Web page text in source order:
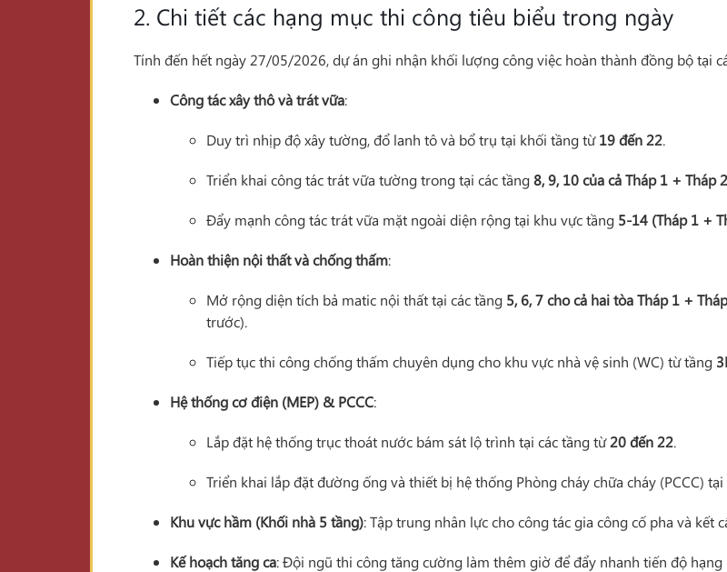
2. Chi tiết các hạng mục thi công tiêu biểu trong ngày
Tính đến hết ngày 27/05/2026, dự án ghi nhận khối lượng công việc hoàn thành đồng bộ tại
Công tác xây thô và trát vữa:
Duy trì nhịp độ xây tường, đổ lanh tô và bổ trụ tại khối tầng từ19 đến 22.
Triển khai công tác trát vữa tường trong tại các tầng8, 9, 10 của cả Tháp 1 + Tháp 2
Đẩy mạnh công tác trát vữa mặt ngoài diện rộng tại khu vực tầng 5-14 (Tháp 1 +
Hoàn thiện nội thất và chống thấm:
Mở rộng diện tích bả matic nội thất tại các tầng 5, 6, 7 cho cả hai tòa Tháp 1 +
trước).
Tiếp tục thi công chống thấm chuyên dụng cho khu vực nhà vệ sinh (WC) từ tầng
Hệ thống cơ điện (MEP) & PCCC:
Lắp đặt hệ thống trục thoát nước bám sát lộ trình tại các tầng từ20 đến 22.
Triển khai lắp đặt đường ống và thiết bị hệ thống Phòng cháy chữa cháy (PCCC)
Khu vực hầm (Khối nhà 5 tầng): Tập trung nhân lực cho công tác gia công cố pha và kết
Kế hoạch tăng ca: Đội ngũ thi công tăng cường làm thêm giờ để đẩy nhanh tiến độ